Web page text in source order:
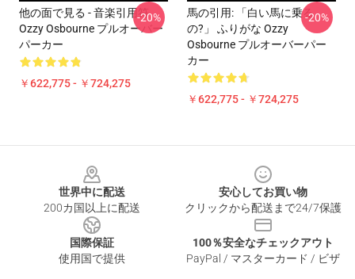
他の面で見る - 音楽引用符
Ozzy Osbourne プルオーバー
パーカー
￥622,775 - ￥724,275
-20%
馬の引用: 「白い馬に乗る
の?」 ふりがな Ozzy
Osbourne プルオーバーパー
カー
￥622,775 - ￥724,275
-20%
世界中に配送
200カ国以上に配送
安心してお買い物
クリックから配送まで24/7保護
国際保証
使用国で提供
100％安全なチェックアウト
PayPal / マスターカード / ビザ